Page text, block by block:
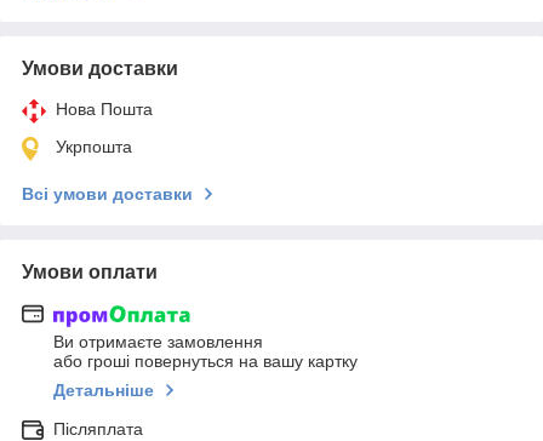
Умови доставки
Нова Пошта
Укрпошта
Всі умови доставки
Умови оплати
Ви отримаєте замовлення
або гроші повернуться на вашу картку
Детальніше
Післяплата